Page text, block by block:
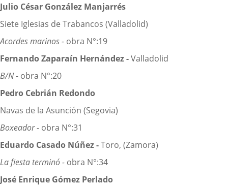
Julio César González Manjarrés
Siete Iglesias de Trabancos (Valladolid)
Acordes marinos - obra N°:19
Fernando Zaparaín Hernández -Valladolid
B/N - obra N°:20
Pedro Cebrián Redondo
Navas de la Asunción (Segovia)
Boxeador - obra N°:31
Eduardo Casado Núñez -Toro, (Zamora)
La fiesta terminó - obra N°:34
José Enrique Gómez Perlado